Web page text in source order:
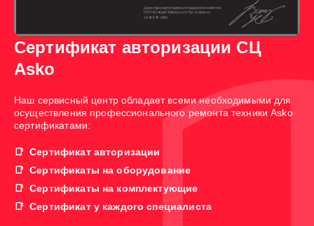
Сертификат авторизации СЦ
Asko
Наш сервисный центр обладает всеми необходимыми для
осуществления профессионального ремонта техники Asko
сертификатами:
Сертификат авторизации
Сертификаты на оборудование
Сертификаты на комплектующие
Сертификат у каждого специалиста